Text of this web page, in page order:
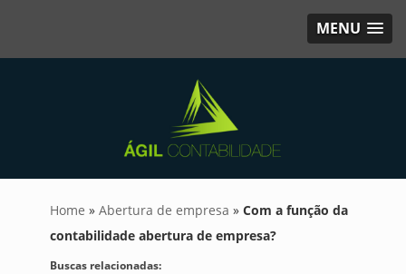
MENU
Home » Abertura de empresa » Com a função da
contabilidade abertura de empresa?
Buscas relacionadas: